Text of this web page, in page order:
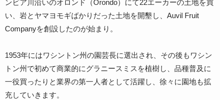
ンビア川沿いのオロンド（Orondo）にて22エーカーの土地を買
い、岩とヤマヨモギばかりだった土地を開墾し、Auvil Fruit
Companyを創設したのが始まり。
1953年にはワシントン州の園芸長に選出され、その後もワシン
トン州で初めて商業的にグラニースミスを植樹し、品種普及に
一役買ったりと業界の第一人者として活躍し、徐々に園地も拡
充していきます。